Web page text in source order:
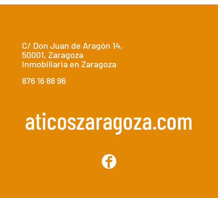
C/ Don Juan de Aragón 14,
50001, Zaragoza
Inmobiliaria en Zaragoza
876 16 88 96